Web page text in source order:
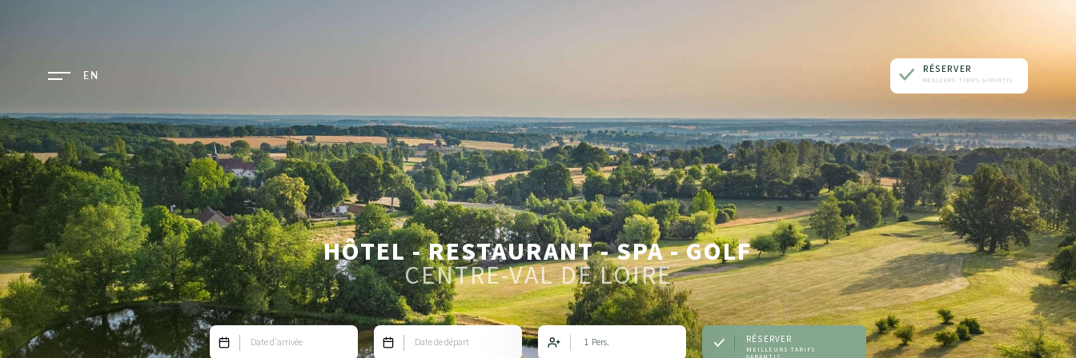
EN RÉSERVER
MEILLEURS TARIFS GARANTIS
UNE TABLE
UN SOIN
UN ÉVÈNEMENT
HÔTEL - RESTAURANT - SPA - GOLF
CENTRE-VAL DE LOIRE
Date d'arrivée Date de départ Pers. RÉSERVER
MEILLEURS TARIFS